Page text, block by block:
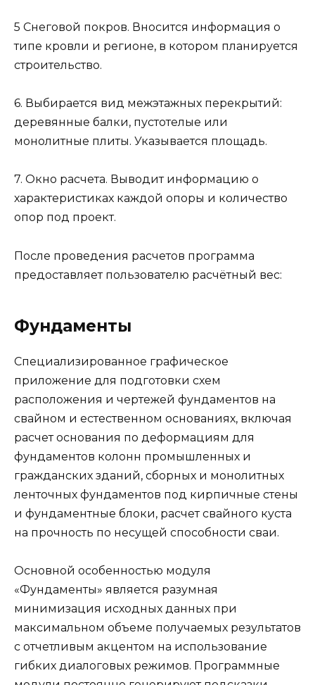
5 Снеговой покров. Вносится информация о
типе кровли и регионе, в котором планируется
строительство.
6. Выбирается вид межэтажных перекрытий:
деревянные балки, пустотелые или
монолитные плиты. Указывается площадь.
7. Окно расчета. Выводит информацию о
характеристиках каждой опоры и количество
опор под проект.
После проведения расчетов программа
предоставляет пользователю расчётный вес:
Фундаменты
Специализированное графическое
приложение для подготовки схем
расположения и чертежей фундаментов на
свайном и естественном основаниях, включая
расчет основания по деформациям для
фундаментов колонн промышленных и
гражданских зданий, сборных и монолитных
ленточных фундаментов под кирпичные стены
и фундаментные блоки, расчет свайного куста
на прочность по несущей способности сваи.
Основной особенностью модуля
«Фундаменты» является разумная
минимизация исходных данных при
максимальном объеме получаемых результатов
с отчетливым акцентом на использование
гибких диалоговых режимов. Программные